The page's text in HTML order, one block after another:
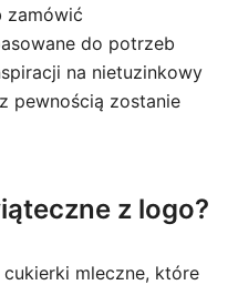
zamówić
do potrzeb
na nietuzinkowy
pewnością zostanie
z logo?
mleczne, które